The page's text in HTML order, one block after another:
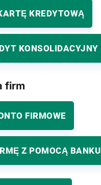
KREDYTOWĄ
KONSOLIDACYJNY
firm
FIRMOWE
Z POMOCĄ BANKU